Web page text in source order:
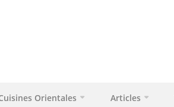
Orientales Articles